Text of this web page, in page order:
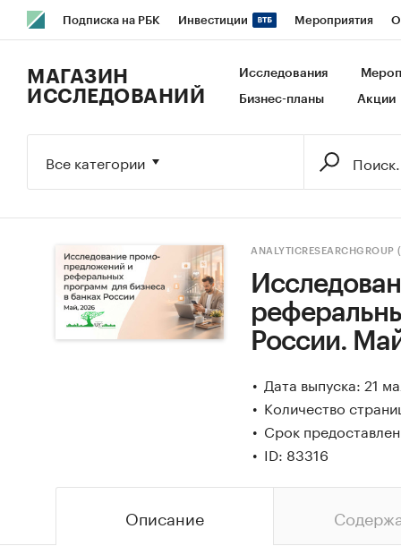
Подписка на РБК Инвестиции Мероприятия
Исследования Кредитные рейтинги Франшизы
МАГАЗИН
ИССЛЕДОВАНИЙ
Исследования
Бизнес-планы Акции
Все категории
ANALYTICRESEARCHGROUP
России.
Дата выпуска: 21
Количество
Срок
ID: 83316
Описание